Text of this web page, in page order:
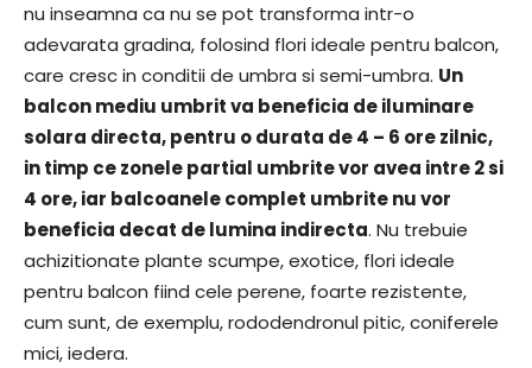
nu inseamna ca nu se pot transforma intr-o
adevarata gradina, folosind flori ideale pentru balcon,
care cresc in conditii de umbra si semi-umbra. Un
balcon mediu umbrit va beneficia de iluminare
solara directa, pentru o durata de 4 – 6 ore zilnic,
in timp ce zonele partial umbrite vor avea intre 2 si
4 ore, iar balcoanele complet umbrite nu vor
beneficia decat de lumina indirecta. Nu trebuie
achizitionate plante scumpe, exotice, flori ideale
pentru balcon fiind cele perene, foarte rezistente,
cum sunt, de exemplu, rododendronul pitic, coniferele
mici, iedera.